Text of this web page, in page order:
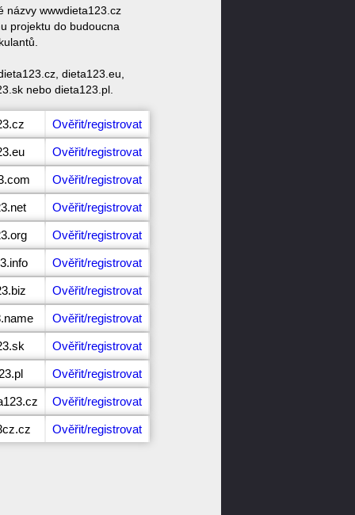
názvy wwwdieta123.cz
projektu do budoucna
dieta123.eu,
nebo dieta123.pl.
Ověřit/registrovat
Ověřit/registrovat
Ověřit/registrovat
Ověřit/registrovat
Ověřit/registrovat
Ověřit/registrovat
Ověřit/registrovat
Ověřit/registrovat
Ověřit/registrovat
Ověřit/registrovat
Ověřit/registrovat
Ověřit/registrovat